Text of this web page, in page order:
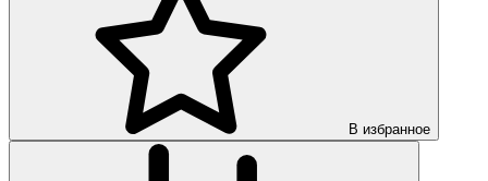
В избранное